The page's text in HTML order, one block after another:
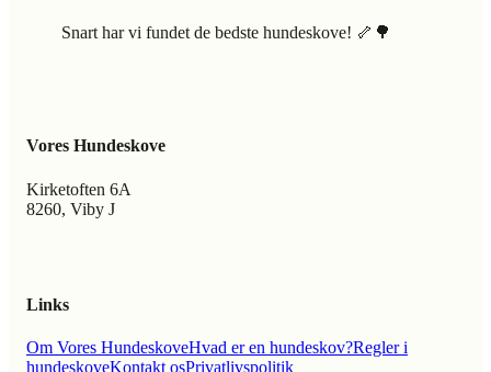
Snart har vi fundet de bedste hundeskove! 🦴🌳
Vores Hundeskove
Kirketoften 6A
8260, Viby J
Links
Om Vores HundeskoveHvad er en hundeskov?Regler i
hundeskoveKontakt osPrivatlivspolitik